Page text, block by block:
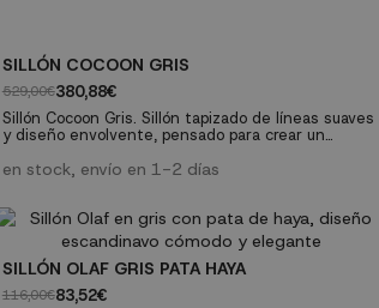
SILLÓN COCOON GRIS
529,00€380,88€
Sillón Cocoon Gris. Sillón tapizado de líneas suaves
y diseño envolvente, pensado para crear un
salones, dormitorios o rincones de lectura donde
textil color gris Diseño: Respaldo envolvente y
ergonómico...
en stock, envío en 1-2 días
SILLÓN OLAF GRIS PATA HAYA
116,00€83,52€